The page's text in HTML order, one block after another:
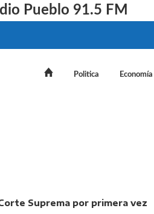
Pueblo 91.5 FM
Politica Economía